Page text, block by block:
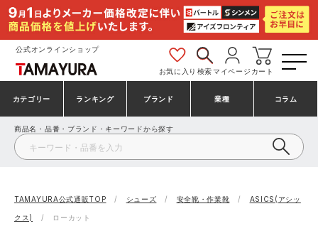
公式オンラインショップ
お気に入り 検索マイページ カート
カテゴリー
安全靴・作業靴
ランキング
安全靴ランキング
安全靴スニーカーランキング
ブランド
アシックス
プーマ コンバース（CONVERSE）
業種
建設・建築作業服
製造・工場作業服
コラム
商品名・品番・ブランド・キーワードから探す
TAMAYURA公式通販TOP シューズ 安全靴・作業靴 ASICS(アシッ
クス) ローカット